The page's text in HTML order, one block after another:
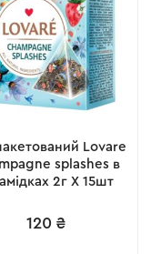
Lovare
splashes в
2г X 15шт
120 ₴